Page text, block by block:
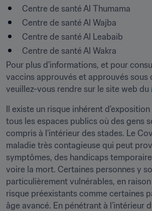
Centre de santé Al Thumama
Centre de santé Al Wajba
Centre de santé Al Leabaib
Centre de santé Al Wakra
Pour plus d'informations, et pour
vaccins approuvés et approuvés sous
veuillez-vous rendre sur le site web du
Il existe un risque inhérent
tous les espaces publics où des gens
compris à l’intérieur des stades. Le
maladie très contagieuse qui peut
symptômes, des handicaps
voire la mort. Certaines personnes y
particulièrement vulnérables, en
risque préexistants comme certaines
âge avancé. En pénétrant à l’intérieur